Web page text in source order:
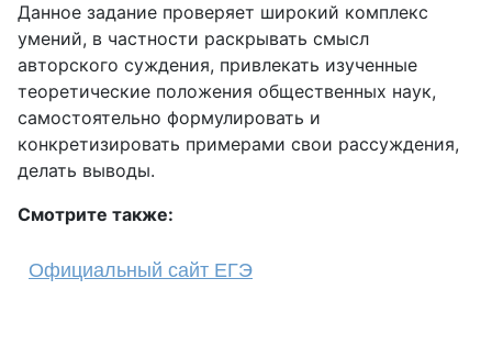
Данное задание проверяет широкий комплекс
умений, в частности раскрывать смысл
авторского суждения, привлекать изученные
теоретические положения общественных наук,
самостоятельно формулировать и
конкретизировать примерами свои рассуждения,
делать выводы.
Смотрите также:
Официальный сайт ЕГЭ